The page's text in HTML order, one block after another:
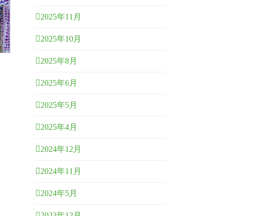
2025年11月
2025年10月
2025年8月
2025年6月
2025年5月
2025年4月
2024年12月
2024年11月
2024年5月